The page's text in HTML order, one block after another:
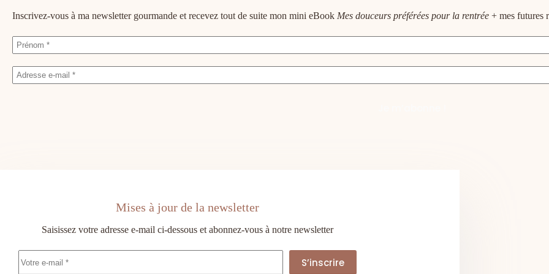
Inscrivez-vous à ma newsletter gourmande et recevez tout de suite mon mini eBook Mes douceurs préférées pour la rentrée + mes futures
Mises à jour de la newsletter
Saisissez votre adresse e-mail ci-dessous et abonnez-vous à notre newsletter
S’inscrire